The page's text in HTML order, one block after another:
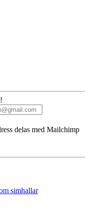
delas med Mailchimp
simhallar